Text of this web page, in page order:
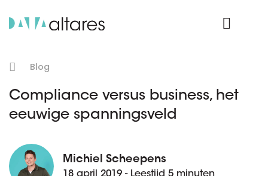
Blog
Compliance versus business, het
eeuwige spanningsveld
Michiel Scheepens